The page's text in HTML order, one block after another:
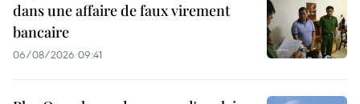
dans une affaire de faux virement
bancaire
06/08/2026 09:41